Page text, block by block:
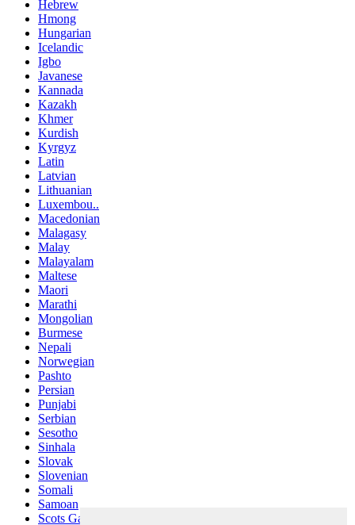
Hebrew
Hmong
Hungarian
Icelandic
Igbo
Javanese
Kannada
Kazakh
Khmer
Kurdish
Kyrgyz
Latin
Latvian
Lithuanian
Luxembou..
Macedonian
Malagasy
Malay
Malayalam
Maltese
Maori
Marathi
Mongolian
Burmese
Nepali
Norwegian
Pashto
Persian
Punjabi
Serbian
Sesotho
Sinhala
Slovak
Slovenian
Somali
Samoan
Scots Gaelic